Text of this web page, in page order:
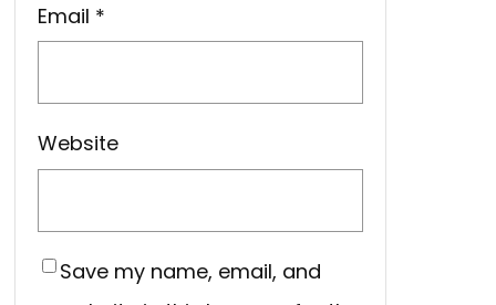
Email *
Website
Save my name, email, and